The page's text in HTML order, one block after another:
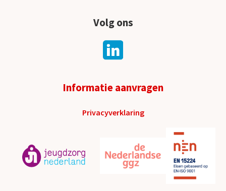
Volg ons
Informatie aanvragen
Privacyverklaring